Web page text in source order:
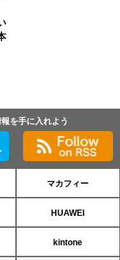
を手に入れよう
マカフィー
HUAWEI
kintone